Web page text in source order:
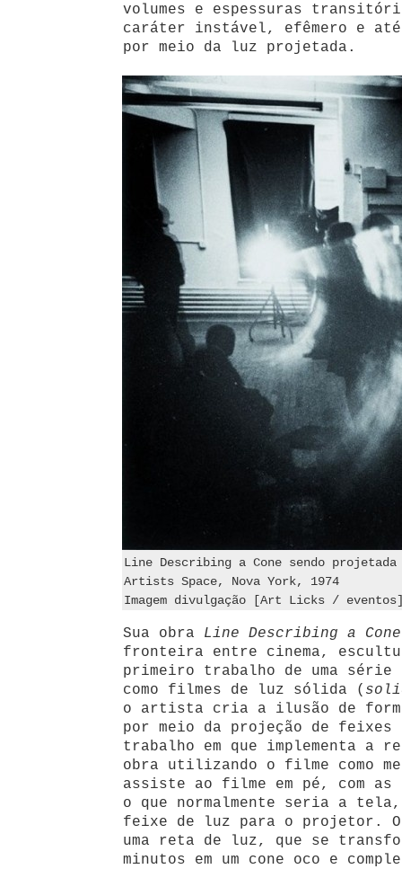
volumes e espessuras
caráter instável, efêmero e
por meio da luz projetada.
Line Describing a Cone sendo projetada
Artists Space, Nova York, 1974
Imagem divulgação [Art Licks /
Sua obra Line Describing a Cone
fronteira entre cinema,
primeiro trabalho de uma série
como filmes de luz sólida (
o artista cria a ilusão de
por meio da projeção de
trabalho em que implementa a
obra utilizando o filme como
assiste ao filme em pé, com as
o que normalmente seria a
feixe de luz para o projetor. O
uma reta de luz, que se
minutos em um cone oco e